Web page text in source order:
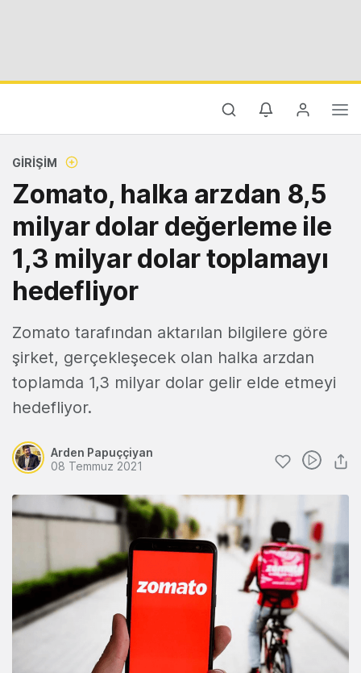
GIRIŞIM
Zomato, halka arzdan 8,5
milyar dolar değerleme ile
1,3 milyar dolar toplamayı
hedefliyor
Zomato tarafından aktarılan bilgilere göre
şirket, gerçekleşecek olan halka arzdan
toplamda 1,3 milyar dolar gelir elde etmeyi
hedefliyor.
Arden Papuççiyan
08 Temmuz 2021